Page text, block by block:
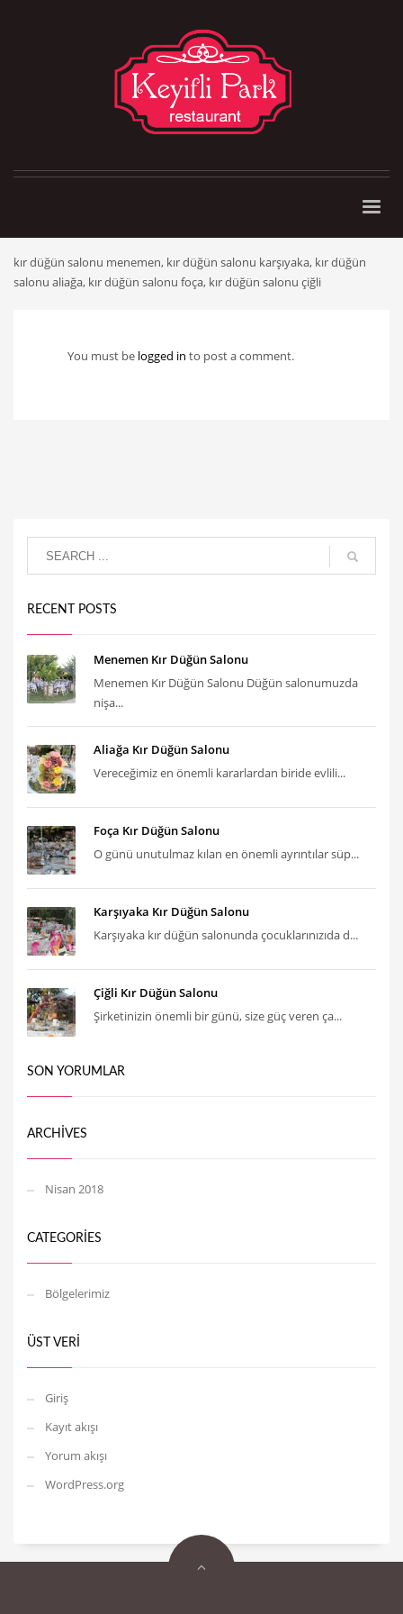
kır düğün salonu menemen, kır düğün salonu karşıyaka, kır düğün
salonu aliağa, kır düğün salonu foça, kır düğün salonu çiğli
You must be logged in to post a comment.
RECENT POSTS
Menemen Kır Düğün Salonu
Menemen Kır Düğün Salonu Düğün salonumuzda
nişa...
Aliağa Kır Düğün Salonu
Vereceğimiz en önemli kararlardan biride evlili...
Foça Kır Düğün Salonu
O günü unutulmaz kılan en önemli ayrıntılar süp...
Karşıyaka Kır Düğün Salonu
Karşıyaka kır düğün salonunda çocuklarınızıda d...
Çiğli Kır Düğün Salonu
Şirketinizin önemli bir günü, size güç veren ça...
SON YORUMLAR
ARCHIVES
Nisan 2018
CATEGORIES
Bölgelerimiz
ÜST VERI
Giriş
Kayıt akışı
Yorum akışı
WordPress.org